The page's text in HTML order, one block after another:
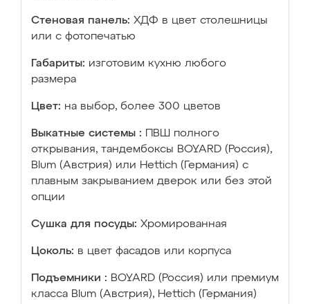
Стеновая панель: ХДФ в цвет столешницы
или с фотопечатью
Габариты: изготовим кухню любого
размера
Цвет: на выбор, более 300 цветов
Выкатные системы :
ПВШ полного
открывания, тандембоксы BOYARD (Россия),
Blum (Австрия) или Hettich (Германия) с
плавным закрыванием дверок или без этой
опции
Сушка для посуды: Хромированная
Цоколь: в цвет фасадов или корпуса
Подъемники : BOYARD (Россия) или премиум
класса Blum (Австрия), Hettich (Германия)